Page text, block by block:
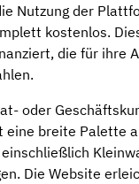
Nutzung der
kostenlos.
die für ihre
oder
eine breite Palette
Die Website